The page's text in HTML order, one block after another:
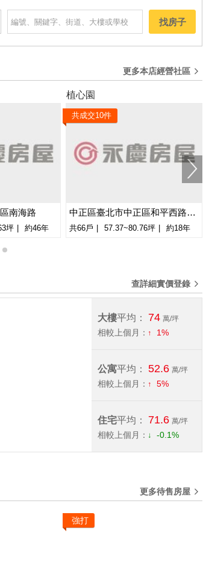
40 坪
-
找房子
更多本店經營社區
南海路
坪 約46年
植心園
中正區臺北市中正區和平西路二段
共66戶 57.37~80.76坪 約18年
共成交10件
查詳細實價登錄
大樓平均： 74 萬/坪
相較上個月： 1%
公寓平均： 52.6 萬/坪
相較上個月： 5%
住宅平均： 71.6 萬/坪
相較上個月： -0.1%
更多待售房屋
強打